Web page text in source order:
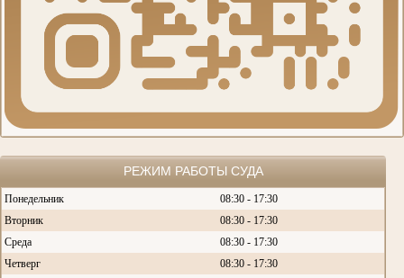
РЕЖИМ РАБОТЫ СУДА
Понедельник
08:30 - 17:30
Вторник
08:30 - 17:30
Среда
08:30 - 17:30
Четверг
08:30 - 17:30